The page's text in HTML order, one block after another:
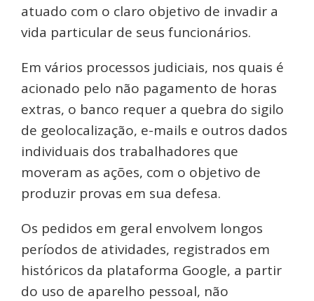
atuado com o claro objetivo de invadir a
vida particular de seus funcionários.
Em vários processos judiciais, nos quais é
acionado pelo não pagamento de horas
extras, o banco requer a quebra do sigilo
de geolocalização, e-mails e outros dados
individuais dos trabalhadores que
moveram as ações, com o objetivo de
produzir provas em sua defesa.
Os pedidos em geral envolvem longos
períodos de atividades, registrados em
históricos da plataforma Google, a partir
do uso de aparelho pessoal, não